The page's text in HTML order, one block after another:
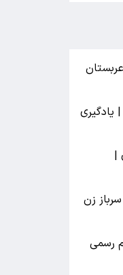
زن با شاگرد ۱۷ ساله | یادگیری
|
زن
رسمی